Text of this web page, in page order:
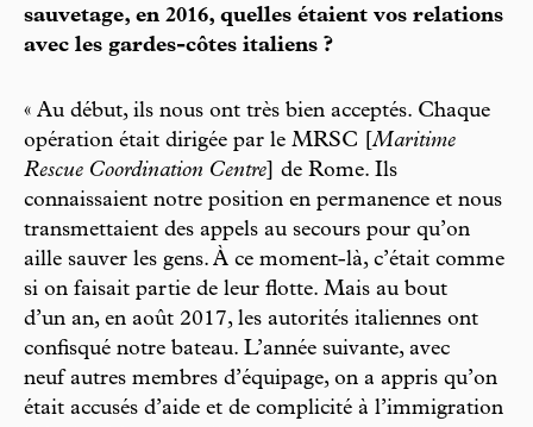
sauvetage, en 2016, quelles étaient vos relations
avec les gardes-côtes italiens ?
« Au début, ils nous ont très bien acceptés. Chaque
opération était dirigée par le MRSC [Maritime
Rescue Coordination Centre ] de Rome. Ils
connaissaient notre position en permanence et nous
transmettaient des appels au secours pour qu’on
aille sauver les gens. À ce moment-là, c’était comme
si on faisait partie de leur flotte. Mais au bout
d’un an, en août 2017, les autorités italiennes ont
confisqué notre bateau. L’année suivante, avec
neuf autres membres d’équipage, on a appris qu’on
était accusés d’aide et de complicité à l’immigration